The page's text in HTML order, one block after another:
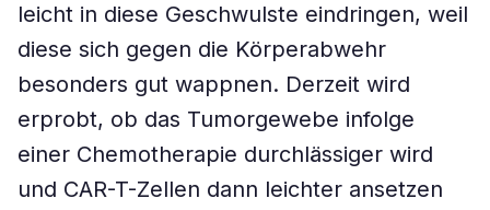
leicht in diese Geschwulste eindringen, weil
diese sich gegen die Körperabwehr
besonders gut wappnen. Derzeit wird
erprobt, ob das Tumorgewebe infolge
einer Chemotherapie durchlässiger wird
und CAR-T-Zellen dann leichter ansetzen